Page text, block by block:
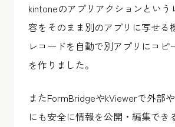
kintoneのアプリアクションという
容をそのまま別のアプリに写せる
レコードを自動で別アプリにコピ
を作りました。
またFormBridgeやkViewerで外部
にも安全に情報を公開・編集でき